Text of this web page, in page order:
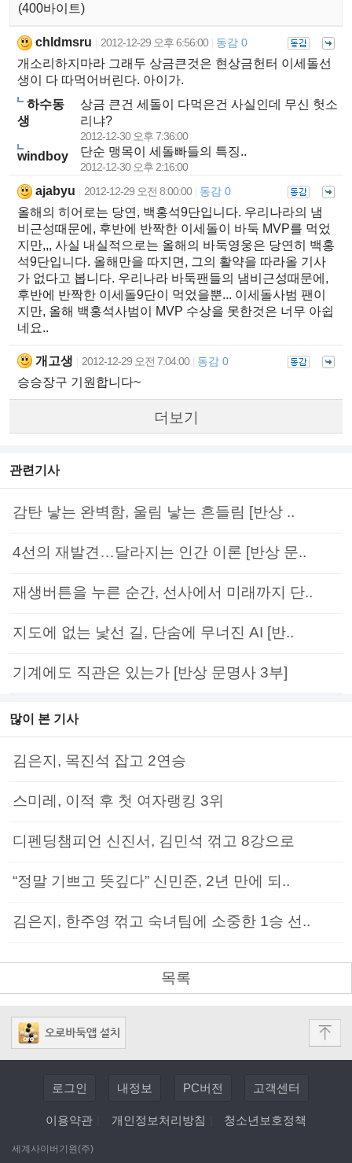
(400바이트)
chldmsru 2012-12-29 오후 6:56:00 동감 0
개소리하지마라 그래두 상금큰것은 현상금헌터 이세돌선
생이 다 따먹어버린다. 아이가.
하수동
생
상금 큰건 세돌이 다먹은건 사실인데 무신 헛소
리냐?
2012-12-30 오후 7:36:00
windboy 단순 맹목이 세돌빠들의 특징..
2012-12-30 오후 2:16:00
ajabyu 2012-12-29 오전 8:00:00 동감 0
올해의 히어로는 당연, 백홍석9단입니다. 우리나라의 냄
비근성때문에, 후반에 반짝한 이세돌이 바둑 MVP를 먹었
지만,,, 사실 내실적으로는 올해의 바둑영웅은 당연히 백홍
석9단입니다. 올해만을 따지면, 그의 활약을 따라올 기사
가 없다고 봅니다. 우리나라 바둑팬들의 냄비근성때문에,
후반에 반짝한 이세돌9단이 먹었을뿐... 이세돌사범 팬이
지만, 올해 백홍석사범이 MVP 수상을 못한것은 너무 아쉽
네요..
개고생 2012-12-29 오전 7:04:00 동감 0
승승장구 기원합니다~
더보기
관련기사
감탄 낳는 완벽함, 울림 낳는 흔들림 [반상 ..
4선의 재발견…달라지는 인간 이론 [반상 문..
재생버튼을 누른 순간, 선사에서 미래까지 단..
지도에 없는 낯선 길, 단숨에 무너진 AI [반..
기계에도 직관은 있는가 [반상 문명사 3부]
많이 본 기사
김은지, 목진석 잡고 2연승
스미레, 이적 후 첫 여자랭킹 3위
디펜딩챔피언 신진서, 김민석 꺾고 8강으로
“정말 기쁘고 뜻깊다” 신민준, 2년 만에 되..
김은지, 한주영 꺾고 숙녀팀에 소중한 1승 선..
목록
로그인 내정보 PC버전 고객센터
이용약관 개인정보처리방침 청소년보호정책
세계사이버기원(주)